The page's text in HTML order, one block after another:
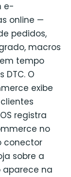
e-
online —
pedidos,
macros
tempo
O
exibe
registra
no
conector
sobre a
na